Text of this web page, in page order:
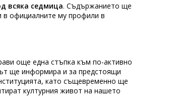
всяка седмица. Съдържанието ще
в официалните му профили в
още една стъпка към по-активно
ще информира и за предстоящи
като същевременно ще
културния живот на нашето